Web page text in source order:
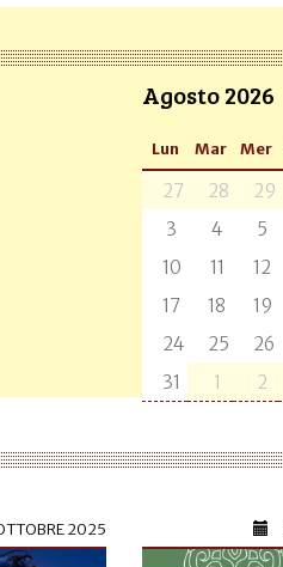
Agosto 2026
Lun Mar Mer
27 28 29
3
4 5
10
11 12
17
18 19
24
25 26
31
1 2
2025